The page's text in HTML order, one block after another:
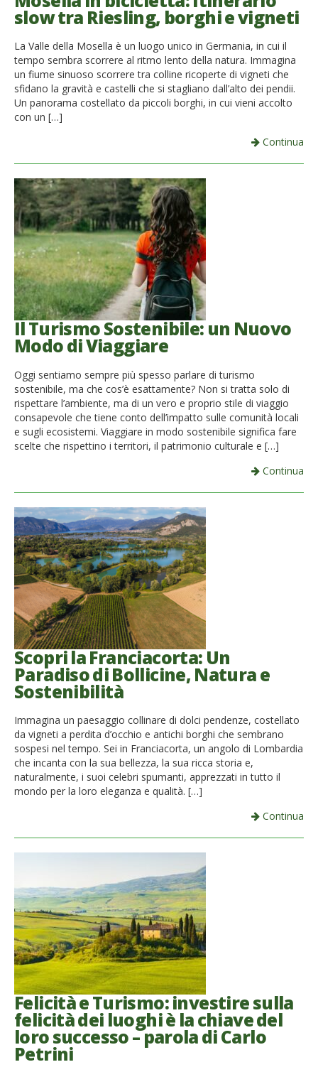
French
Italiano
slow tra Riesling, borghi e vigneti
La Valle della Mosella è un luogo unico in Germania, in cui il
tempo sembra scorrere al ritmo lento della natura. Immagina
un fiume sinuoso scorrere tra colline ricoperte di vigneti che
sfidano la gravità e castelli che si stagliano dall’alto dei pendii.
Un panorama costellato da piccoli borghi, in cui vieni accolto
con un […]
Continua
Il Turismo Sostenibile: un Nuovo
Modo di Viaggiare
Oggi sentiamo sempre più spesso parlare di turismo
sostenibile, ma che cos’è esattamente? Non si tratta solo di
rispettare l’ambiente, ma di un vero e proprio stile di viaggio
consapevole che tiene conto dell’impatto sulle comunità locali
e sugli ecosistemi. Viaggiare in modo sostenibile significa fare
scelte che rispettino i territori, il patrimonio culturale e […]
Continua
Scopri la Franciacorta: Un
Paradiso di Bollicine, Natura e
Sostenibilità
Immagina un paesaggio collinare di dolci pendenze, costellato
da vigneti a perdita d’occhio e antichi borghi che sembrano
sospesi nel tempo. Sei in Franciacorta, un angolo di Lombardia
che incanta con la sua bellezza, la sua ricca storia e,
naturalmente, i suoi celebri spumanti, apprezzati in tutto il
mondo per la loro eleganza e qualità. […]
Continua
Felicità e Turismo: investire sulla
felicità dei luoghi è la chiave del
loro successo – parola di Carlo
Petrini